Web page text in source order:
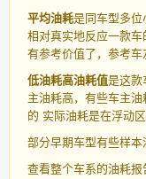
平均油耗是同车型多位
相对真实地反应一款
有参考价值了，参考车
低油耗高油耗值是这款
主油耗高，有些车主
的 实际油耗是在浮动区
部分早期车型有些样本
查看整个车系的油耗